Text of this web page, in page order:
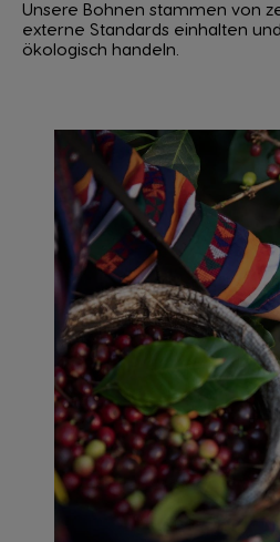
Unsere Bohnen stammen von
externe Standards einhalten
ökologisch handeln.